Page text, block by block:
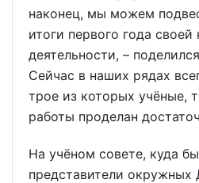
наконец, мы можем
итоги первого года своей
деятельности, –
Сейчас в наших рядах
трое из которых учёные,
работы проделан
На учёном совете, куда
представители окружных